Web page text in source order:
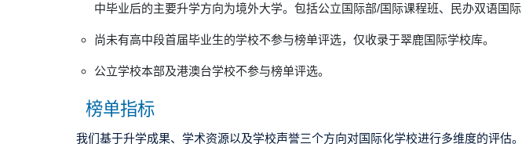
中毕业后的主要升学方向为境外大学。包括公立国际部/国际课程班、民办双语国际
尚未有高中段首届毕业生的学校不参与榜单评选，仅收录于翠鹿国际学校库。
公立学校本部及港澳台学校不参与榜单评选。
榜单指标
我们基于升学成果、 学术资源以及学校声誉三个方向对国际化学校进行多维度的评估